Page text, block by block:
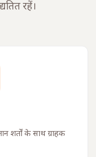
रहें।
शर्तों के साथ ग्राहक